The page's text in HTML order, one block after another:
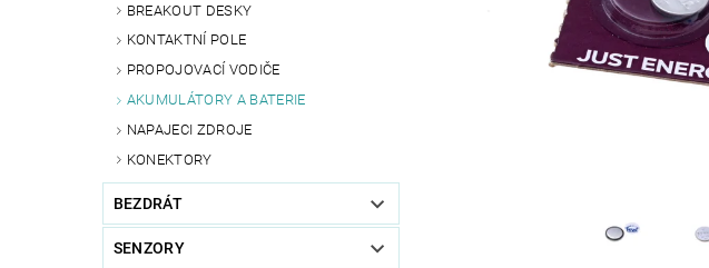
BREAKOUT DESKY
KONTAKTNÍ POLE
PROPOJOVACÍ VODIČE
AKUMULÁTORY A BATERIE
NAPAJECI ZDROJE
KONEKTORY
BEZDRÁT
SENZORY